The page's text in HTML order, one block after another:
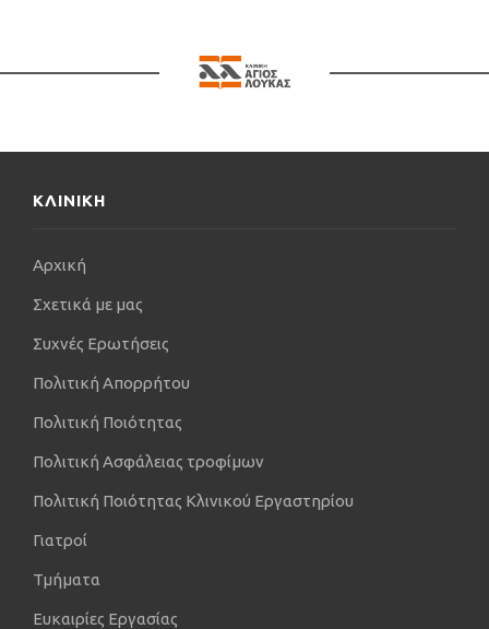
ΚΛΙΝΙΚΗ
Αρχική
Σχετικά με μας
Συχνές Ερωτήσεις
Πολιτική Απορρήτου
Πολιτική Ποιότητας
Πολιτική Ασφάλειας τροφίμων
Πολιτική Ποιότητας Κλινικού Εργαστηρίου
Γιατροί
Τμήματα
Ευκαιρίες Εργασίας